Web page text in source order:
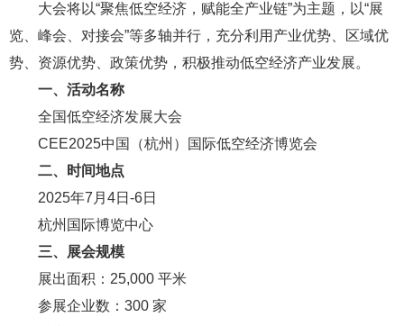
大会将以“聚焦低空经济，赋能全产业链”为主题，以“展
览、峰会、对接会”等多轴并行，充分利用产业优势、区域优
势、资源优势、政策优势，积极推动低空经济产业发展。
一、活动名称
全国低空经济发展大会
CEE2025中国（杭州）国际低空经济博览会
二、时间地点
2025年7月4日-6日
杭州国际博览中心
三、展会规模
展出面积：25,000 平米
参展企业数：300 家